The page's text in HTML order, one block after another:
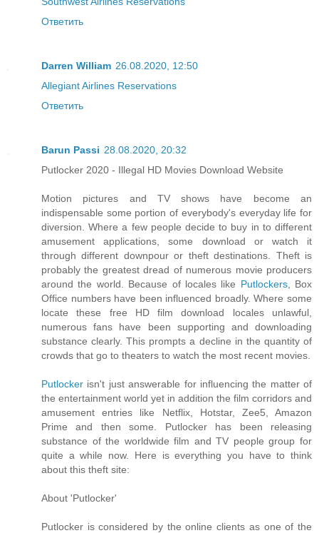
Ответить
Darren William 26.08.2020, 12:50
Allegiant Airlines Reservations
Ответить
Barun Passi 28.08.2020, 20:32
Putlocker 2020 - Illegal HD Movies Download Website
Motion pictures and TV shows have become an
indispensable some portion of everybody's everyday life for
diversion. Where a few people decide to buy in to different
amusement applications, some download or watch it
through different downpour or theft destinations. Theft is
probably the greatest dread of numerous movie producers
around the world. Because of locales like Putlockers, Box
Office numbers have been influenced broadly. Where some
locate these free HD film download locales unlawful,
numerous fans have been supporting and downloading
substance clearly. This prompts a decline in the quantity of
crowds that go to theaters to watch the most recent movies.
Putlocker isn't just answerable for influencing the matter of
the entertainment world yet in addition the film corridors and
amusement entries like Netflix, Hotstar, Zee5, Amazon
Prime and then some. Putlocker has been releasing
substance of the worldwide film and TV people group for
quite a while now. Here is everything you have to think
about this theft site:
About 'Putlocker'
Putlocker is considered by the online clients as one of the